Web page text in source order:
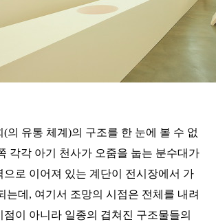
(의 유통 체계 )의 구조를 한 눈에 볼 수 없
각각 아기 천사가 오줌을 눕는 분수대가
으로 이어져 있는 계단이 전시장에서 가
는데 , 여기서 조망의 시점은 전체를 내려
점이 아니라 일종의 겹쳐진 구조물들의